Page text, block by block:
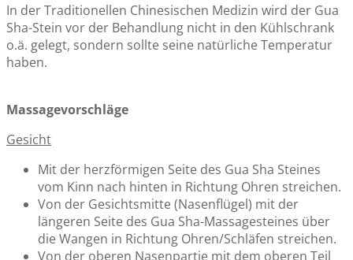
In der Traditionellen Chinesischen Medizin wird der Gua
Sha-Stein vor der Behandlung nicht in den Kühlschrank
o.ä. gelegt, sondern sollte seine natürliche Temperatur
haben.
Massagevorschläge
Gesicht
Mit der herzförmigen Seite des Gua Sha Steines
vom Kinn nach hinten in Richtung Ohren streichen.
Von der Gesichtsmitte (Nasenflügel) mit der
längeren Seite des Gua Sha-Massagesteines über
die Wangen in Richtung Ohren/Schläfen streichen.
Von der oberen Nasenpartie mit dem oberen Teil